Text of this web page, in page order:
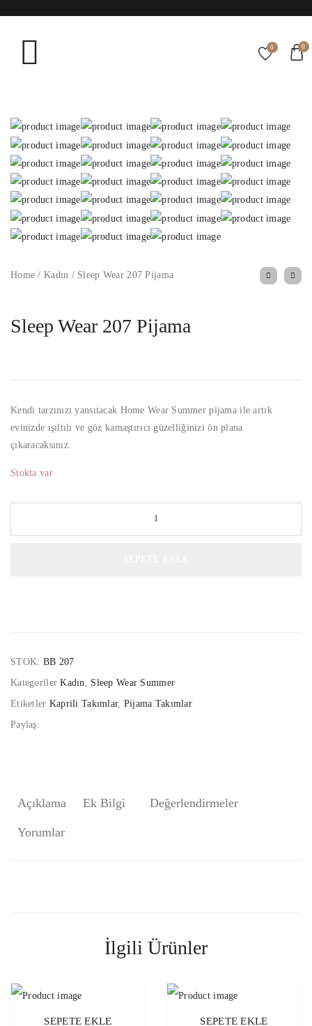
0 0
Home / Kadın /Sleep Wear 207 Pijama
Sleep Wear 207 Pijama
Kendi tarzınızı yansıtacak Home Wear Summer pijama ile artık
evinizde ışıltılı ve göz kamaştırıcı güzelliğinizi ön plana
çıkaracaksınız.
Stokta var
STOK: BB 207
KategorilerKadın
Sleep Wear Summer
Etiketler Kaprili Takımlar, Pijama Takımlar
Paylaş:
Açıklama Ek Bilgi Değerlendirmeler
Yorumlar
İlgili Ürünler
SEPETE EKLE SEPETE EKLE